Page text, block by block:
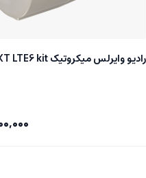
رادیو وایرلس میکروتیک SXT LTE6 kit